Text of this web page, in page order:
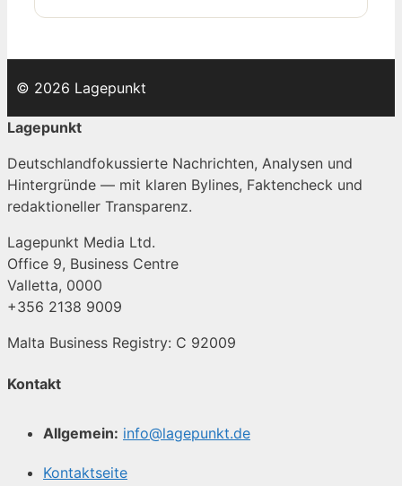
© 2026 Lagepunkt
Lagepunkt
Deutschlandfokussierte Nachrichten, Analysen und
Hintergründe — mit klaren Bylines, Faktencheck und
redaktioneller Transparenz.
Lagepunkt Media Ltd.
Office 9, Business Centre
Valletta, 0000
+356 2138 9009
Malta Business Registry: C 92009
Kontakt
Allgemein: info@lagepunkt.de
Kontaktseite